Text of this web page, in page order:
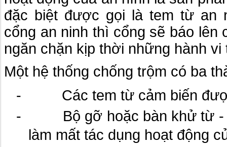
đặc biệt được gọi là tem từ an
cổng an ninh thì cổng sẽ báo lên
ngăn chặn kịp thời những hành vi
Một hệ thống chống trộm có ba
- Các tem từ cảm biến được
- Bộ gỡ hoặc bàn khử từ -
làm mất tác dụng hoạt động